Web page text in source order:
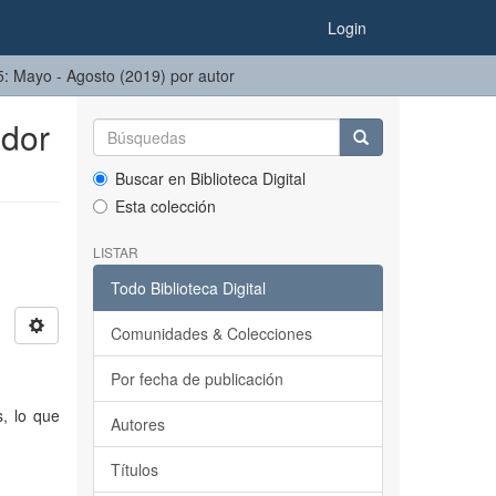
Login
Mayo - Agosto (2019) por autor
lo que
Buscar en Biblioteca Digital
Esta colección
LISTAR
Todo Biblioteca Digital
Comunidades & Colecciones
Por fecha de publicación
Autores
Títulos